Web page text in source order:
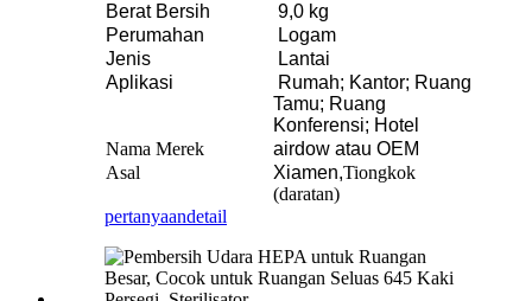
Berat Bersih
9,0 kg
Perumahan
Logam
Jenis
Lantai
Aplikasi
Rumah; Kantor; Ruang
Tamu; Ruang
Konferensi; Hotel
Nama Merek
airdow atau OEM
Asal
Xiamen,Tiongkok
(daratan)
pertanyaandetail